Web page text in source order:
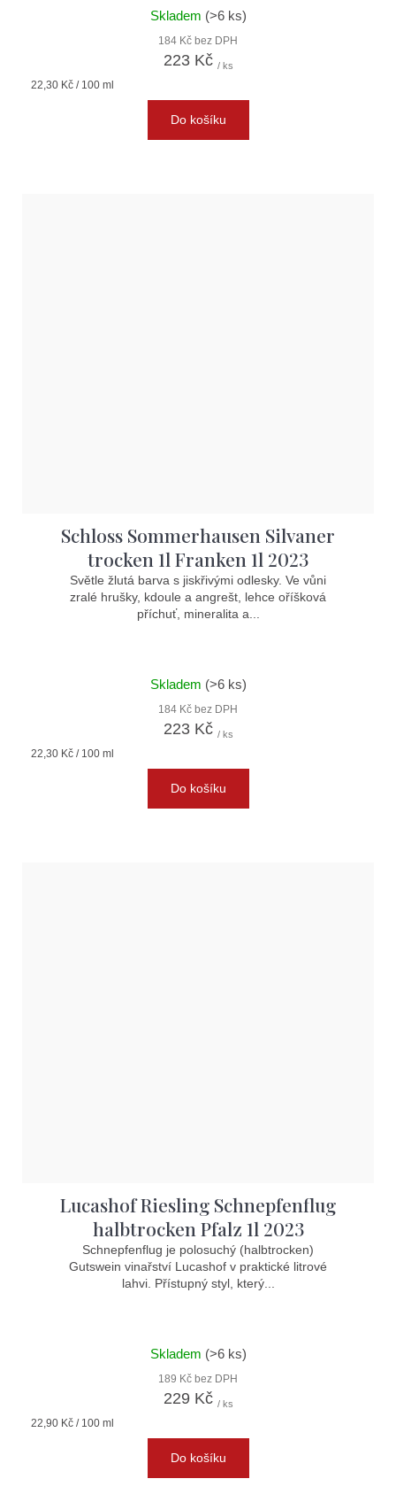
Skladem (>6 ks)
184 Kč bez DPH
223 Kč / ks
Měrná
22,30 Kč / 100 ml
Do košíku
Schloss Sommerhausen Silvaner
trocken 1l Franken 1l 2023
Světle žlutá barva s jiskřivými odlesky. Ve vůni
zralé hrušky, kdoule a angrešt, lehce oříšková
příchuť, mineralita a...
Skladem (>6 ks)
184 Kč bez DPH
223 Kč / ks
Měrná
22,30 Kč / 100 ml
Do košíku
Lucashof Riesling Schnepfenflug
halbtrocken Pfalz 1l 2023
Schnepfenflug je polosuchý (halbtrocken)
Gutswein vinařství Lucashof v praktické litrové
lahvi. Přístupný styl, který...
Skladem (>6 ks)
189 Kč bez DPH
229 Kč / ks
Měrná
22,90 Kč / 100 ml
Do košíku